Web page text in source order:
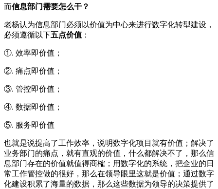
而信息部门需要怎么干？
老杨认为信息部门必须以价值为中心来进行数字化转型建设，
必须遵循以下五点价值 ：
①. 效率即价值；
②. 痛点即价值；
③. 管控即价值；
④. 数据即价值；
⑤. 服务即价值
也就是说提高了工作效率，说明数字化项目就有价值；解决了
业务部门的痛点，就有直观的价值，什么都解决不了，那么信
息部门存在的价值就值得商榷；用数字化的系统，把企业的日
常工作管控做的很好，那么在领导眼里这就是价值；通过数字
化建设积累了海量的数据，那么这些数据为领导的决策提供了